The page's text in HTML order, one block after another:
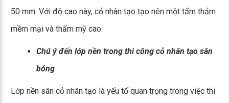
50 mm. Với độ cao này, cỏ nhân tạo tạo nên một tấm thảm
mềm mại và thẩm mỹ cao.
Chú ý đến lớp nền trong thi công cỏ nhân tạo sân
bóng
Lớp nền sân cỏ nhân tạo là yếu tố quan trọng trong việc thi